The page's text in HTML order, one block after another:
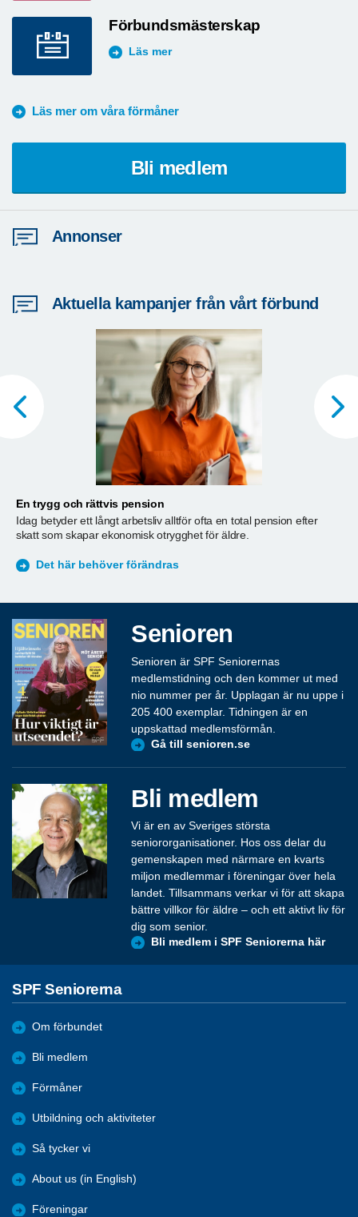
Förbundsmästerskap
Läs mer
Läs mer om våra förmåner
Bli medlem
Annonser
Aktuella kampanjer från vårt förbund
En trygg och rättvis pension
Idag betyder ett långt arbetsliv alltför ofta en total pension efter
skatt som skapar ekonomisk otrygghet för äldre.
Det här behöver förändras
Senioren
Senioren är SPF Seniorernas
medlemstidning och den kommer ut med
nio nummer per år. Upplagan är nu uppe i
205 400 exemplar. Tidningen är en
uppskattad medlemsförmån.
Gå till senioren.se
Bli medlem
Vi är en av Sveriges största
seniororganisationer. Hos oss delar du
gemenskapen med närmare en kvarts
miljon medlemmar i föreningar över hela
landet. Tillsammans verkar vi för att skapa
bättre villkor för äldre – och ett aktivt liv för
dig som senior.
Bli medlem i SPF Seniorerna här
SPF Seniorerna
Om förbundet
Bli medlem
Förmåner
Utbildning och aktiviteter
Så tycker vi
About us (in English)
Föreningar